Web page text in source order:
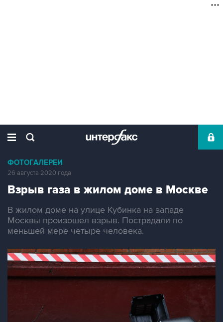
ФОТОГАЛЕРЕИ
26 августа 2020 года
Взрыв газа в жилом доме в Москве
В жилом доме на улице Кубинка на западе
Москвы произошел взрыв. Пострадали по
меньшей мере четыре человека.